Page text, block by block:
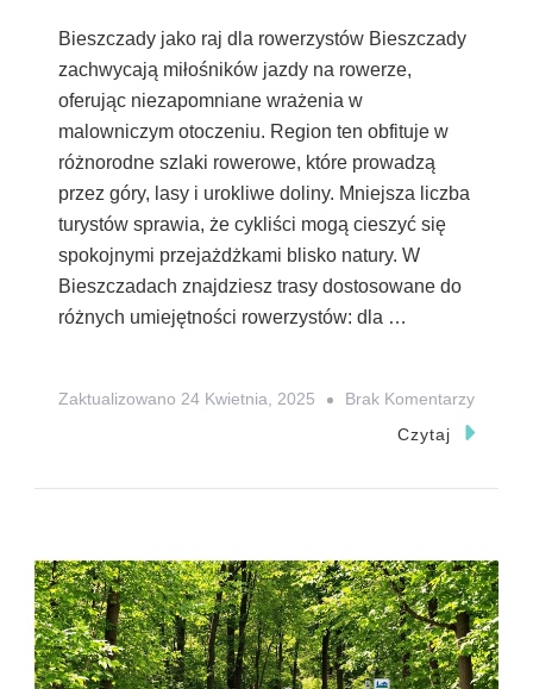
Bieszczady jako raj dla rowerzystów Bieszczady
zachwycają miłośników jazdy na rowerze,
oferując niezapomniane wrażenia w
malowniczym otoczeniu. Region ten obfituje w
różnorodne szlaki rowerowe, które prowadzą
przez góry, lasy i urokliwe doliny. Mniejsza liczba
turystów sprawia, że cykliści mogą cieszyć się
spokojnymi przejażdżkami blisko natury. W
Bieszczadach znajdziesz trasy dostosowane do
różnych umiejętności rowerzystów: dla …
Zaktualizowano 24 Kwietnia, 2025 Brak KomentarzyDo
Piękno
Na
Dwóch
Kółkach
Czytaj